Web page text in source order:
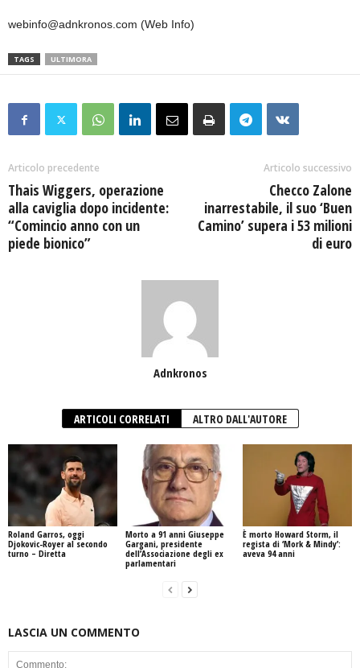
webinfo@adnkronos.com (Web Info)
TAGS ULTIMORA
Articolo precedente
Thais Wiggers, operazione
alla caviglia dopo incidente:
“Comincio anno con un
piede bionico”
Articolo successivo
Checco Zalone
inarrestabile, il suo ‘Buen
Camino’ supera i 53 milioni
di euro
Adnkronos
ARTICOLI CORRELATI ALTRO DALL'AUTORE
Roland Garros, oggi
Djokovic-Royer al secondo
turno – Diretta
Morto a 91 anni Giuseppe
Gargani, presidente
dell’Associazione degli ex
parlamentari
È morto Howard Storm, il
regista di ‘Mork & Mindy’:
aveva 94 anni
LASCIA UN COMMENTO